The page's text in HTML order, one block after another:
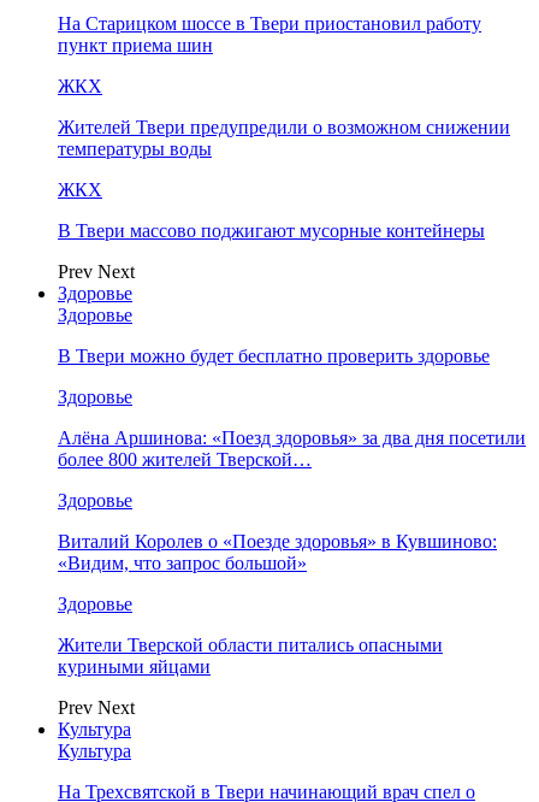
На Старицком шоссе в Твери приостановил работу
пункт приема шин
ЖКХ
Жителей Твери предупредили о возможном снижении
температуры воды
ЖКХ
В Твери массово поджигают мусорные контейнеры
Prev Next
Здоровье
Здоровье
В Твери можно будет бесплатно проверить здоровье
Здоровье
Алёна Аршинова: «Поезд здоровья» за два дня посетили
более 800 жителей Тверской…
Здоровье
Виталий Королев о «Поезде здоровья» в Кувшиново:
«Видим, что запрос большой»
Здоровье
Жители Тверской области питались опасными
куриными яйцами
Prev Next
Культура
Культура
На Трехсвятской в Твери начинающий врач спел о